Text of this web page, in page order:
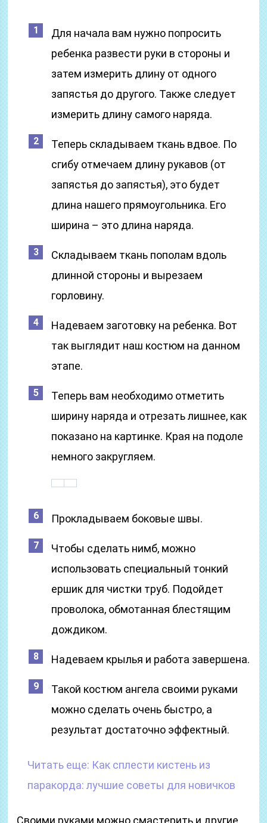
Для начала вам нужно попросить
ребенка развести руки в стороны и
затем измерить длину от одного
запястья до другого. Также следует
измерить длину самого наряда.
Теперь складываем ткань вдвое. По
сгибу отмечаем длину рукавов (от
запястья до запястья), это будет
длина нашего прямоугольника. Его
ширина – это длина наряда.
Складываем ткань пополам вдоль
длинной стороны и вырезаем
горловину.
Надеваем заготовку на ребенка. Вот
так выглядит наш костюм на данном
этапе.
Теперь вам необходимо отметить
ширину наряда и отрезать лишнее, как
показано на картинке. Края на подоле
немного закругляем.
Прокладываем боковые швы.
Чтобы сделать нимб, можно
использовать специальный тонкий
ершик для чистки труб. Подойдет
проволока, обмотанная блестящим
дождиком.
Надеваем крылья и работа завершена.
Такой костюм ангела своими руками
можно сделать очень быстро, а
результат достаточно эффектный.
Читать еще: Как сплести кистень из
паракорда: лучшие советы для новичков
Своими руками можно смастерить и другие